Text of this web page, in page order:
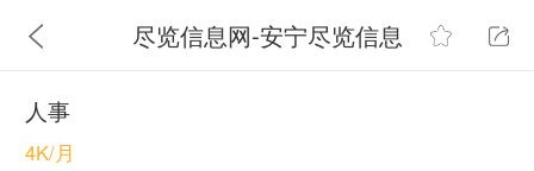
尽览信息网-安宁尽览信息
人事
4K/月